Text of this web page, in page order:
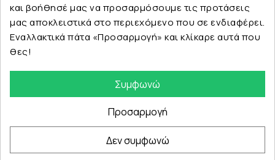
Εταιρεία
© Copyright 2024 PELINA. All rights reserved.
και βοήθησέ μας να προσαρμόσουμε τις προτάσεις
μας αποκλειστικά στο περιεχόμενο που σε ενδιαφέρει.
Εναλλακτικά πάτα «Προσαρμογή» και κλίκαρε αυτά που
θες!
Συμφωνώ
Δεν συμφωνώ
Προσαρμογή